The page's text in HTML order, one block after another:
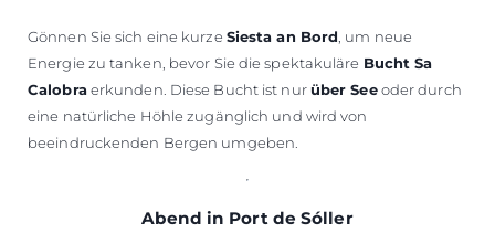
Gönnen Sie sich eine kurze Siesta an Bord , um neue
Energie zu tanken, bevor Sie die spektakuläre Bucht Sa
Calobraerkunden. Diese Bucht ist nurüber Seeoder durch
eine natürliche Höhle zugänglich und wird von
beeindruckenden Bergen umgeben.
Abend in Port de Sóller